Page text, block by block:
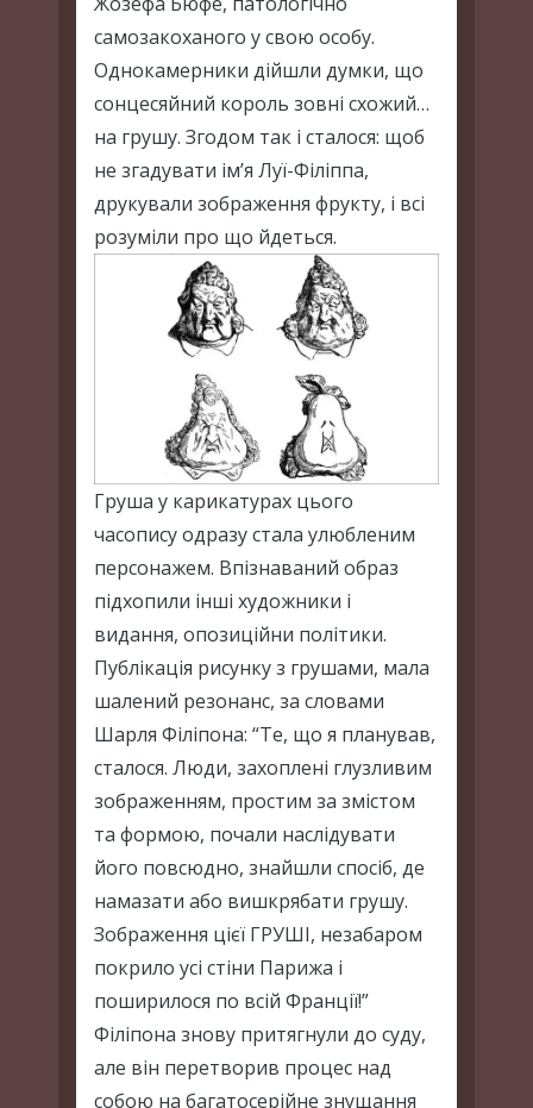
самозакоханого у свою особу.
Однокамерники дійшли думки, що
сонцесяйний король зовні схожий…
на грушу. Згодом так і сталося: щоб
не згадувати ім’я Луї-Філіппа,
друкували зображення фрукту, і всі
розуміли про що йдеться.
Груша у карикатурах цього
часопису одразу стала улюбленим
персонажем. Впізнаваний образ
підхопили інші художники і
видання, опозиційни політики.
Публікація рисунку з грушами, мала
шалений резонанс, за словами
Шарля Філіпона: “Те, що я планував,
сталося. Люди, захоплені глузливим
зображенням, простим за змістом
та формою, почали наслідувати
його повсюдно, знайшли спосіб, де
намазати або вишкрябати грушу.
Зображення цієї ГРУШІ, незабаром
покрило усі стіни Парижа і
поширилося по всій Франції!”
Філіпона знову притягнули до суду,
але він перетворив процес над
собою на багатосерійне знущання